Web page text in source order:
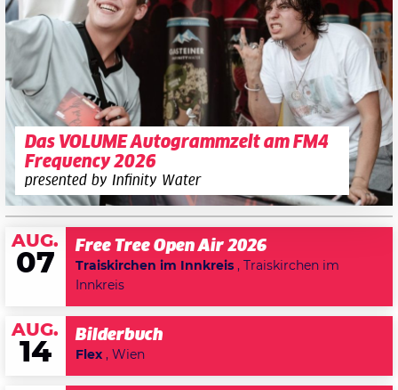
Das VOLUME Autogrammzelt am FM4
Frequency 2026
presented by Infinity Water
AUG.
07
Free Tree Open Air 2026
Traiskirchen im Innkreis , Traiskirchen im
Innkreis
AUG.
14
Bilderbuch
Flex , Wien